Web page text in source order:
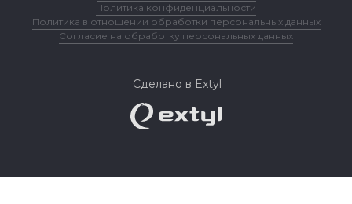
Политика конфиденциальности
Политика в отношении обработки персональных данных
Согласие на обработку персональных данных
Сделано в Extyl